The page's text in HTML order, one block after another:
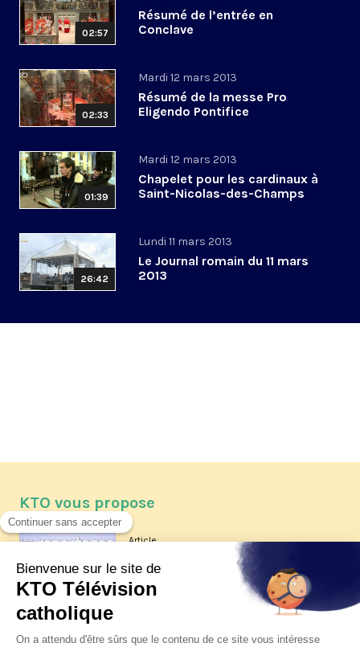
02:57
Résumé de l’entrée en
Conclave
02:33
Mardi 12 mars 2013
Résumé de la messe Pro
Eligendo Pontifice
01:39
Mardi 12 mars 2013
Chapelet pour les cardinaux à
Saint-Nicolas-des-Champs
26:42
Lundi 11 mars 2013
Le Journal romain du 11 mars
2013
KTO vous propose
Article
Les reportages d'été 2026 de KTO
La visite pastorale du pape Léon
XIV à Assise à suivre sur KTO le